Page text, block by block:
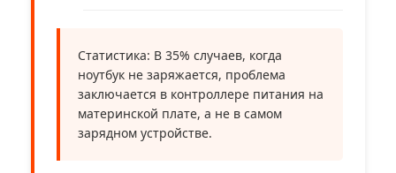
Статистика: В 35% случаев, когда
ноутбук не заряжается, проблема
заключается в контроллере питания на
материнской плате, а не в самом
зарядном устройстве.